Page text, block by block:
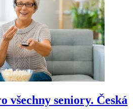
všechny seniory. Česká